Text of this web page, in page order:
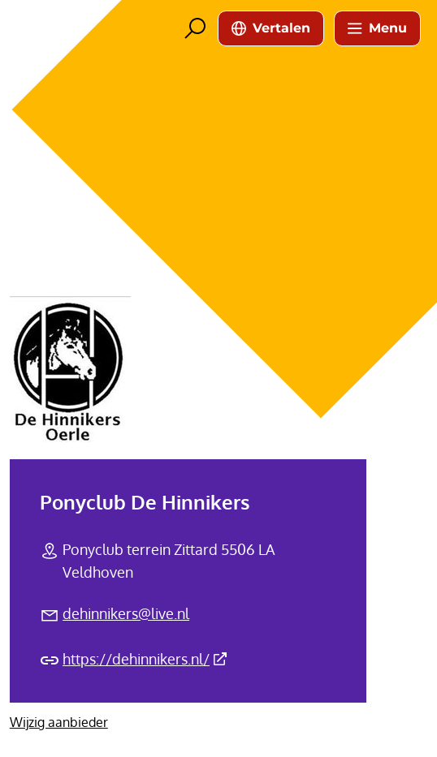
Vertalen Menu
Ponyclub De Hinnikers
Ponyclub terrein Zittard 5506 LA
Veldhoven
dehinnikers@live.nl
https://dehinnikers.nl/(Deze link gaat naar een externe
Wijzig aanbieder